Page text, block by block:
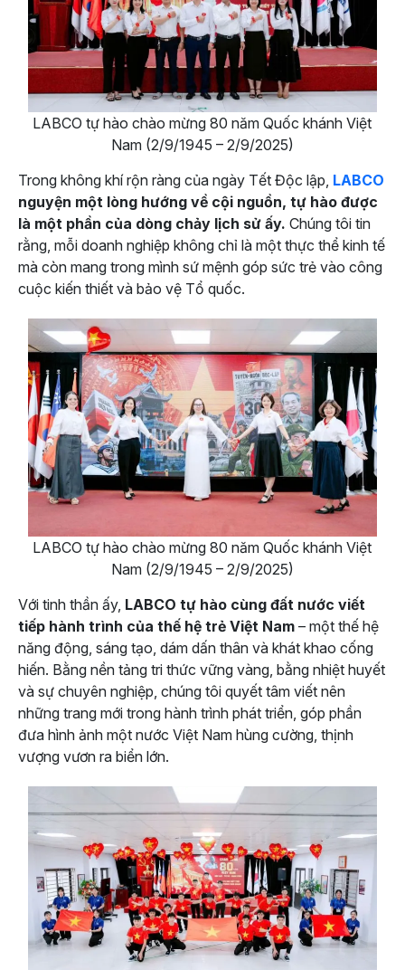
LABCO tự hào chào mừng 80 năm Quốc khánh Việt
Nam (2/9/1945 – 2/9/2025)
Trong không khí rộn ràng của ngày Tết Độc lập, LABCO
nguyện một lòng hướng về cội nguồn, tự hào được
là một phần của dòng chảy lịch sử ấy. Chúng tôi tin
rằng, mỗi doanh nghiệp không chỉ là một thực thể kinh tế
mà còn mang trong mình sứ mệnh góp sức trẻ vào công
cuộc kiến thiết và bảo vệ Tổ quốc.
LABCO tự hào chào mừng 80 năm Quốc khánh Việt
Nam (2/9/1945 – 2/9/2025)
Với tinh thần ấy, LABCO tự hào cùng đất nước viết
tiếp hành trình của thế hệ trẻ Việt Nam – một thế hệ
năng động, sáng tạo, dám dấn thân và khát khao cống
hiến. Bằng nền tảng tri thức vững vàng, bằng nhiệt huyết
và sự chuyên nghiệp, chúng tôi quyết tâm viết nên
những trang mới trong hành trình phát triển, góp phần
đưa hình ảnh một nước Việt Nam hùng cường, thịnh
vượng vươn ra biển lớn.